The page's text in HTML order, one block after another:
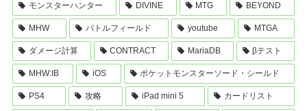
モンスターハンター DIVINE MTG BEYOND
MHW バトルフィールド youtube MTGA
ダメージ計算 CONTRACT MariaDB βテスト
MHW:IB iOS ポケットモンスターソード・シールド
PS4 攻略 iPad mini 5 カードリスト